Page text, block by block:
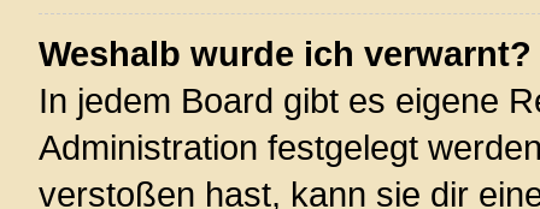
Weshalb wurde ich verwarnt?
In jedem Board gibt es eigene
Administration festgelegt
verstoßen hast, kann sie dir